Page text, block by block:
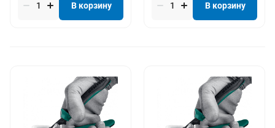
В корзину В корзину